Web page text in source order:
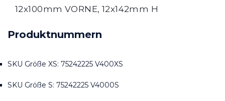
12x100mm VORNE, 12x142mm H
Produktnummern
SKU Größe XS: 75242225 V400XS
SKU Größe S: 75242225 V4000S